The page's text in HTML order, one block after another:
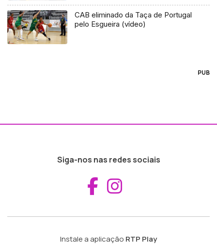
CAB eliminado da Taça de Portugal
pelo Esgueira (vídeo)
PUB
Siga-nos nas redes sociais
Aceder ao
Instale a aplicação RTP Play